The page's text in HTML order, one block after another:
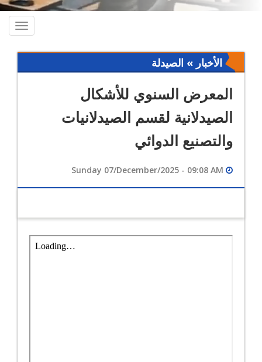
الأخبار » الصيدلة
المعرض السنوي للأشكال
الصيدلانية لقسم الصيدلانيات
والتصنيع الدوائي